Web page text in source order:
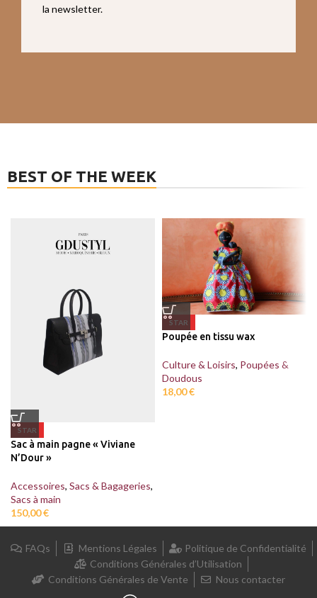
la newsletter.
BEST OF THE WEEK
STAR
Sac à main pagne « Viviane
N’Dour »
Accessoires, Sacs & Bagageries,
Sacs à main
150,00€
STAR
Poupée en tissu wax
Culture & Loisirs, Poupées &
Doudous
18,00€
FAQs Mentions Légales
Politique de Confidentialité
Conditions Générales d’Utilisation
Conditions Générales de Vente
Nous contacter